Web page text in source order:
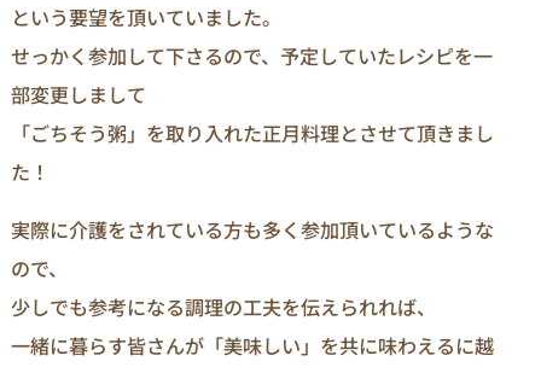
という要望を頂いていました。
せっかく参加して下さるので、予定していたレシピを一
部変更しまして
「ごちそう粥」を取り入れた正月料理とさせて頂きまし
た！
実際に介護をされている方も多く参加頂いているような
ので、
少しでも参考になる調理の工夫を伝えられれば、
一緒に暮らす皆さんが「美味しい」を共に味わえるに越